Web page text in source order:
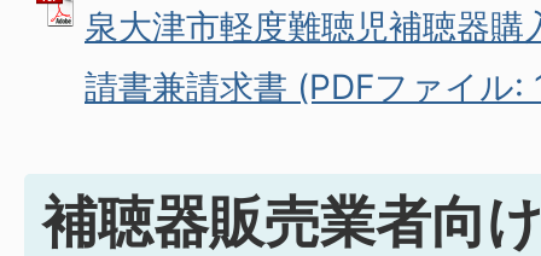
泉大津市軽度難聴児補聴器購
請書兼請求書 (PDFファイル:
補聴器販売業者向